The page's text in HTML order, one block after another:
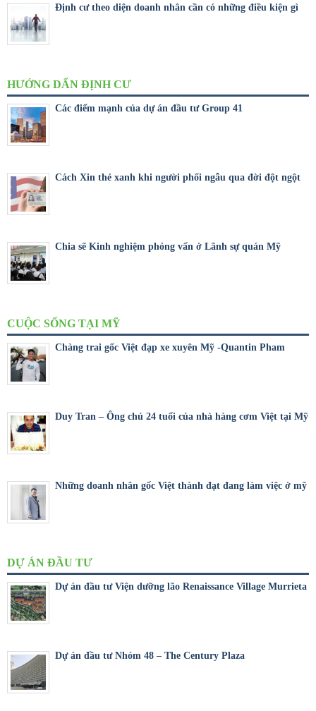
Định cư theo diện doanh nhân cần có những điều kiện gì
HƯỚNG DẨN ĐỊNH CƯ
Các điểm mạnh của dự án đầu tư Group 41
Cách Xin thẻ xanh khi người phối ngẫu qua đời đột ngột
Chia sẽ Kinh nghiệm phỏng vấn ở Lãnh sự quán Mỹ
CUỘC SỐNG TẠI MỸ
Chàng trai gốc Việt đạp xe xuyên Mỹ -Quantin Pham
Duy Tran – Ông chủ 24 tuổi của nhà hàng cơm Việt tại Mỹ
Những doanh nhân gốc Việt thành đạt đang làm việc ở mỹ
DỰ ÁN ĐẦU TƯ
Dự án đầu tư Viện dưỡng lão Renaissance Village Murrieta
Dự án đầu tư Nhóm 48 – The Century Plaza